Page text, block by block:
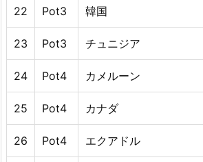
22 Pot3 韓国
23 Pot3 チュニジア
24 Pot4 カメルーン
25 Pot4 カナダ
26 Pot4 エクアドル